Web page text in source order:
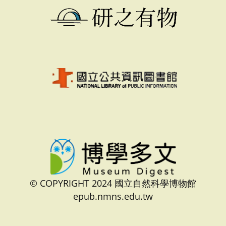
© COPYRIGHT 2024 國立自然科學博物館
epub.nmns.edu.tw